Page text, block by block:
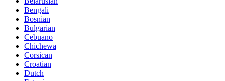
Bengali
Bosnian
Bulgarian
Cebuano
Chichewa
Corsican
Croatian
Dutch